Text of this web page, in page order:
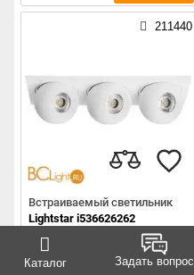
Каталог Задать вопрос
211440
Встраиваемый светильник
Lightstar i536626262
Intero new
В наличии